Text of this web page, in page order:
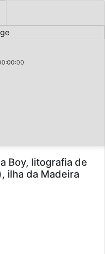
Boy, litografia de
ilha da Madeira